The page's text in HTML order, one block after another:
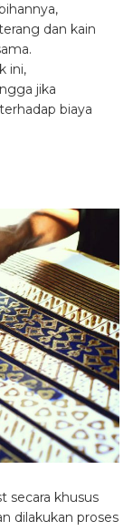
dan kain
ini,
jika
biaya
secara khusus
dilakukan proses